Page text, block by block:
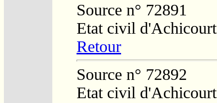
Source n° 72891
Etat civil d'Achicourt
Retour
Source n° 72892
Etat civil d'Achicourt